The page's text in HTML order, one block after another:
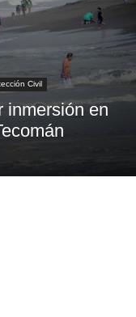
Civil
inmersión en